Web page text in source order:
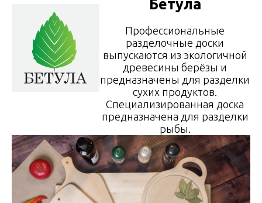
Бетула
Профессиональные
разделочные доски
выпускаются из экологичной
древесины берёзы и
предназначены для разделки
сухих продуктов.
Специализированная доска
предназначена для разделки
рыбы.